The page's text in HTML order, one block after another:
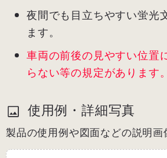
夜間でも目立ちやすい蛍光
ます。
車両の前後の見やすい位置
らない等の規定があります。
使用例・詳細写真
製品の使用例や図面などの説明画